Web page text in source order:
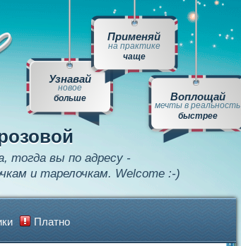
тогда вы по адресу -
и тарелочкам. Welcome :-)
Узнавай
новое
больше
Применяй
на практике
чаще
Воплощай
мечты в реальность
быстрее
Платно